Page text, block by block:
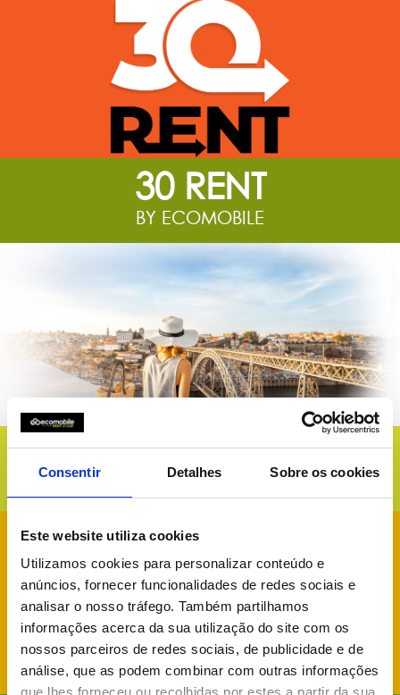
Consentir Detalhes Sobre os cookies
Este website utiliza cookies
Utilizamos cookies para personalizar conteúdo e
anúncios, fornecer funcionalidades de redes sociais e
analisar o nosso tráfego. Também partilhamos
informações acerca da sua utilização do site com os
nossos parceiros de redes sociais, de publicidade e de
análise, que as podem combinar com outras informações
que lhes forneceu ou recolhidas por estes a partir da sua
30 RENT
BY ECOMOBILE
NOVO BALCÃO